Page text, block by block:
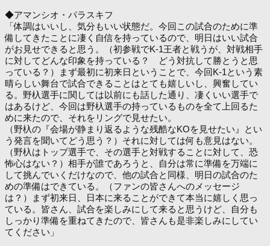
◆アマンシオ・パラスキフ
「体調はいいし、気分もいい状態だ。今回この試合のために準
備してきたことに凄く自信を持っているので、明日はいい試合
がお見せできると思う。（初参戦でK-1王者と戦うが、対戦相手
に対してどんな印象を持っている？ どう対抗して勝とうと思
っている？）まず最初に初来日ということで、今回K-1という素
晴らしい舞台で試合できることはとても嬉しいし、興奮してい
る。野杁選手に関しては以前にも話した通り、凄くいい選手で
はあるけど、今回は野杁選手の持っているものを全て上回るた
めに来たので、それをリングで見せたい。
（野杁の『会場が静まり返るような残酷なKOを見せたい』とい
う発言を聞いてどう思う？）それに対しては何も意見はない。
（野杁はトップ選手で、その選手と対戦することに対して、恐
怖心はない？）相手が誰であろうと、自分は常に準備を万端に
して挑んでいくだけなので、他の試合と同様、明日の試合のた
めの準備はできている。（ファンの皆さんへのメッセージ
は？）まず初来日、日本に来ることができて本当に嬉しく思っ
ている。皆さん、試合を楽しみにして来ると思うけど、自分も
しっかり準備を重ねてきたので、皆さんも是非楽しみにしてい
てください」